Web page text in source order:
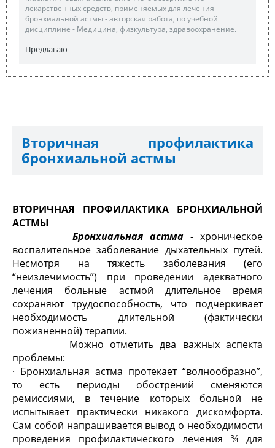
лекарственных средств, применяемых для лечения
бронхиальной астмы - авторская работа, по учебной
дисциплине - Медицина, физкультура, здравоохранение.
Предлагаю
Вторичная профилактика
бронхиальной астмы
ВТОРИЧНАЯ ПРОФИЛАКТИКА БРОНХИАЛЬНОЙ
АСТМЫ
Бронхиальная астма - хроническое
воспалительное заболевание дыхательных путей.
Несмотря на тяжесть заболевания (его
“неизлечимость”) при проведении адекватного
лечения больные астмой длительное время
сохраняют трудоспособность, что подчеркивает
необходимость длительной (фактически
пожизненной) терапии.
Можно отметить два важных аспекта
проблемы:
· Бронхиальная астма протекает “волнообразно”,
то есть периоды обострений сменяются
ремиссиями, в течение которых больной не
испытывает практически никакого дискомфорта.
Сам собой напрашивается вывод о необходимости
проведения профилактического лечения ¾ для